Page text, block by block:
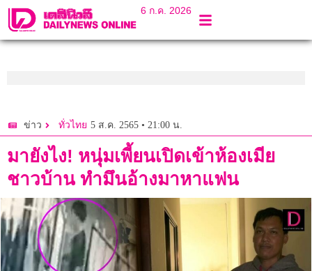
6 ก.ค. 2026
ข่าว ทั่วไทย 5 ส.ค. 2565 • 21:00 น.
มายังไง! หนุ่มเพี้ยนเปิดเข้าห้องเมีย
ชาวบ้าน ทำมึนอ้างมาหาแฟน